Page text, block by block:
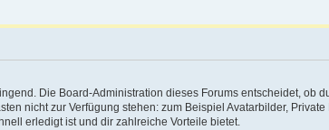
Die Board-Administration dieses Forums entscheidet, ob
nicht zur Verfügung stehen: zum Beispiel Avatarbilder,
erledigt ist und dir zahlreiche Vorteile bietet.